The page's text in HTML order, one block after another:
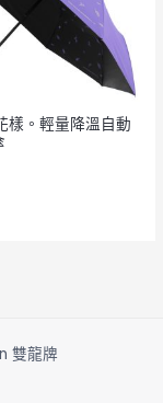
樣。輕量降溫自動
雙龍牌